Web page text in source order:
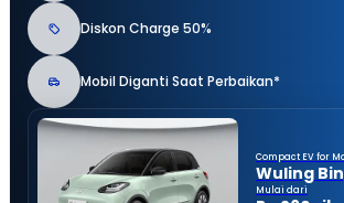
Diskon Charge 50%
Mobil Diganti Saat Perbaikan*
Compact EV for
Wuling
Mulai dari